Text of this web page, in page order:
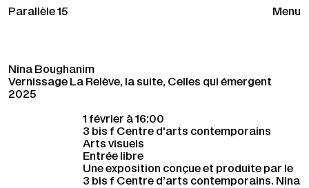
Parallèle 15 Menu
Nina Boughanim
Vernissage La Relève, la suite, Celles qui émergent
2025
1 février à 16:00
3 bis f Centre d'arts contemporains
Arts visuels
Entrée libre
Une exposition conçue et produite par le
3 bis f Centre d’arts contemporains. Nina